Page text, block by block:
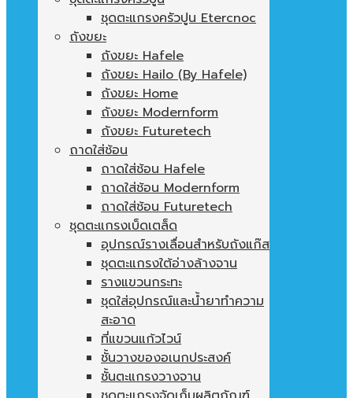
ชุดตะแกรงครัวปูน Etercnoc
ถังขยะ
ถังขยะ Hafele
ถังขยะ Hailo (By Hafele)
ถังขยะ Home
ถังขยะ Modernform
ถังขยะ Futuretech
ถาดใส่ช้อน
ถาดใส่ช้อน Hafele
ถาดใส่ช้อน Modernform
ถาดใส่ช้อน Futuretech
ชุดตะแกรงเบ็ดเตล็ด
อุปกรณ์รางเลื่อนสำหรับถังแก๊ส
ชุดตะแกรงใต้อ่างล้างจาน
รางแขวนกระทะ
ชุดใส่อุปกรณ์และน้ำยาทำความ
สะอาด
ที่แขวนแก้วไวน์
ชั้นวางของอเนกประสงค์
ชั้นตะแกรงวางจาน